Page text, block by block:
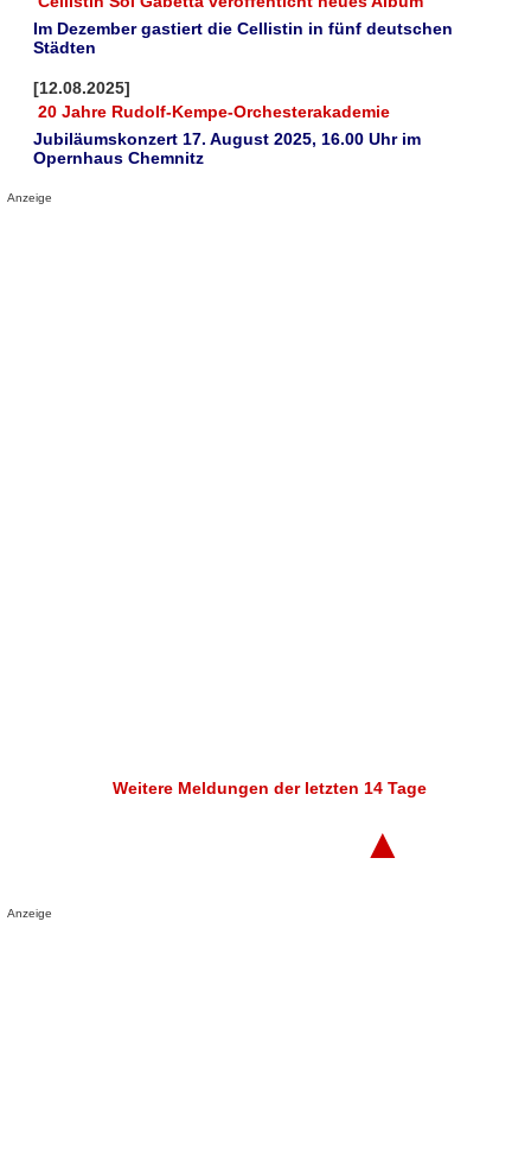
Im Dezember gastiert die Cellistin in fünf deutschen
Städten
[12.08.2025]
20 Jahre Rudolf-Kempe-Orchesterakademie
Jubiläumskonzert 17. August 2025, 16.00 Uhr im
Opernhaus Chemnitz
Anzeige
Weitere Meldungen der letzten 14 Tage
▲
Anzeige